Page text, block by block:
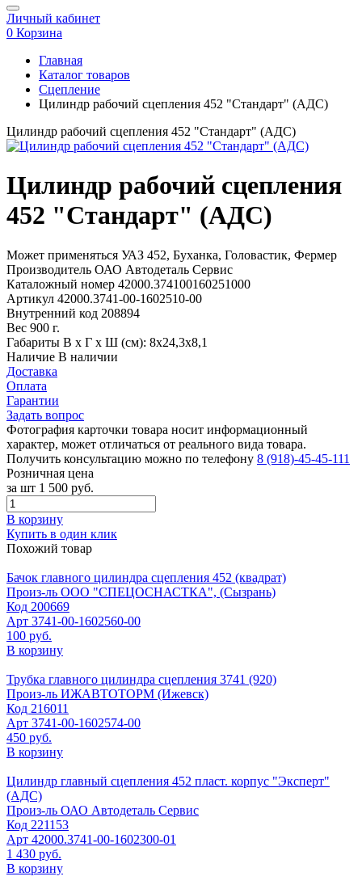
Личный кабинет
0 Корзина
Главная
Каталог товаров
Сцепление
Цилиндр рабочий сцепления 452 "Стандарт" (АДС)
Цилиндр рабочий сцепления 452 "Стандарт" (АДС)
Цилиндр рабочий сцепления
452 "Стандарт" (АДС)
Может применяться УАЗ 452, Буханка, Головастик, Фермер
Производитель ОАО Автодеталь Сервис
Каталожный номер 42000.374100160251000
Артикул 42000.3741-00-1602510-00
Внутренний код 208894
Вес 900 г.
Габариты В х Г х Ш (см): 8х24,3х8,1
Наличие В наличии
Доставка
Оплата
Гарантии
Задать вопрос
Фотография карточки товара носит информационный
характер, может отличаться от реального вида товара.
Получить консультацию можно по телефону 8 (918)-45-45-111
Розничная цена
за шт 1 500 руб.
В корзину
Купить в один клик
Похожий товар
Бачок главного цилиндра сцепления 452 (квадрат)
Произ-ль ООО "СПЕЦОСНАСТКА", (Сызрань)
Код 200669
Арт 3741-00-1602560-00
100 руб.
В корзину
Трубка главного цилиндра сцепления 3741 (920)
Произ-ль ИЖАВТОТОРМ (Ижевск)
Код 216011
Арт 3741-00-1602574-00
450 руб.
В корзину
Цилиндр главный сцепления 452 пласт. корпус "Эксперт"
(АДС)
Произ-ль ОАО Автодеталь Сервис
Код 221153
Арт 42000.3741-00-1602300-01
1 430 руб.
В корзину